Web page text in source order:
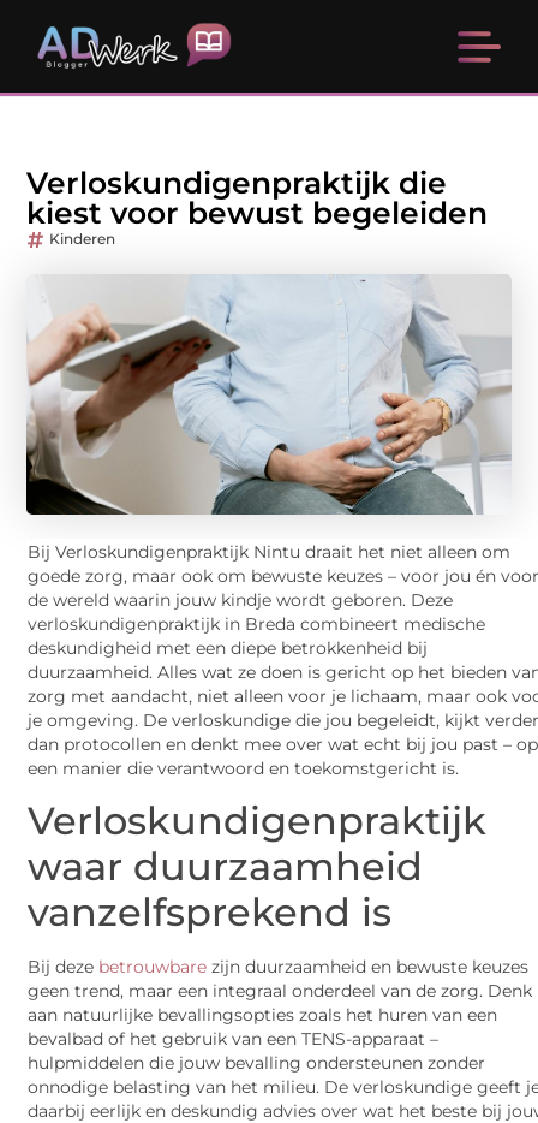
Verloskundigenpraktijk die
kiest voor bewust begeleiden
Kinderen
Bij Verloskundigenpraktijk Nintu draait het niet alleen om
goede zorg, maar ook om bewuste keuzes – voor jou én
de wereld waarin jouw kindje wordt geboren. Deze
verloskundigenpraktijk in Breda combineert medische
deskundigheid met een diepe betrokkenheid bij
duurzaamheid. Alles wat ze doen is gericht op het bieden
zorg met aandacht, niet alleen voor je lichaam, maar ook
je omgeving. De verloskundige die jou begeleidt, kijkt
dan protocollen en denkt mee over wat echt bij jou past – op
een manier die verantwoord en toekomstgericht is.
Verloskundigenpraktijk
waar duurzaamheid
vanzelfsprekend is
Bij deze betrouwbarezijn duurzaamheid en bewuste keuzes
geen trend, maar een integraal onderdeel van de zorg. Denk
aan natuurlijke bevallingsopties zoals het huren van een
bevalbad of het gebruik van een TENS-apparaat –
hulpmiddelen die jouw bevalling ondersteunen zonder
onnodige belasting van het milieu. De verloskundige geeft
daarbij eerlijk en deskundig advies over wat het beste bij